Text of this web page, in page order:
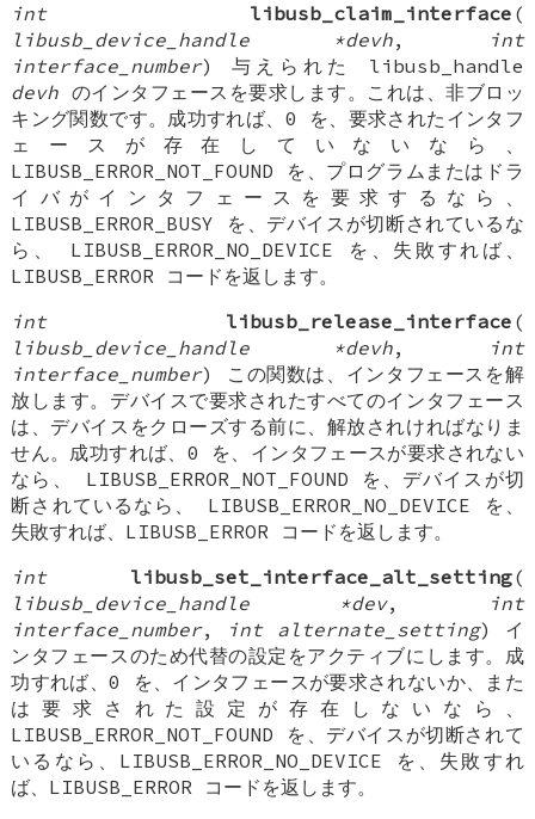
int
libusb_claim_interface (
libusb_device_handle *devh,
int
interface_number) 与えられた libusb_handle
devh のインタフェースを要求します。これは、非ブロッ
キング関数です。成功すれば、0 を、要求されたインタフ
ェースが存在していないなら、
LIBUSB_ERROR_NOT_FOUND を、プログラムまたはドラ
イバがインタフェースを要求するなら、
LIBUSB_ERROR_BUSY を、デバイスが切断されているな
ら、 LIBUSB_ERROR_NO_DEVICE を、失敗すれば、
LIBUSB_ERROR コードを返します。
int
libusb_release_interface (
libusb_device_handle *devh,
int
interface_number) この関数は、インタフェースを解
放します。デバイスで要求されたすべてのインタフェース
は、デバイスをクローズする前に、解放されければなりま
せん。成功すれば、0 を、インタフェースが要求されない
なら、 LIBUSB_ERROR_NOT_FOUND を、デバイスが切
断されているなら、 LIBUSB_ERROR_NO_DEVICE を、
失敗すれば、LIBUSB_ERROR コードを返します。
int
libusb_set_interface_alt_setting(
libusb_device_handle *dev,
int
interface_number, int alternate_setting) イ
ンタフェースのため代替の設定をアクティブにします。成
功すれば、0 を、インタフェースが要求されないか、また
は要求された設定が存在しないなら、
LIBUSB_ERROR_NOT_FOUND を、デバイスが切断されて
いるなら、LIBUSB_ERROR_NO_DEVICE を、失敗すれ
ば、LIBUSB_ERROR コードを返します。